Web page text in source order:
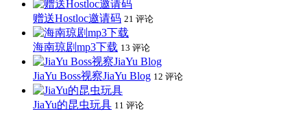
赠送Hostloc邀请码 21 评论
海南琼剧mp3下载 13 评论
JiaYu Boss视察JiaYu Blog 12 评论
JiaYu的昆虫玩具 11 评论